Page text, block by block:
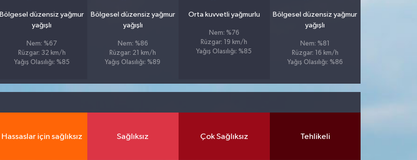
Bölgesel düzensiz yağmur
yağışlı
Nem: %67
Rüzgar: 32 km/h
Yağış Olasılığı: %85
Bölgesel düzensiz yağmur
yağışlı
Nem: %86
Rüzgar: 21 km/h
Yağış Olasılığı: %89
Orta kuvvetli yağmurlu
Nem: %76
Rüzgar: 19 km/h
Yağış Olasılığı: %85
Bölgesel düzensiz yağmur
yağışlı
Nem: %81
Rüzgar: 16 km/h
Yağış Olasılığı: %86
Hassaslar için sağlıksız Sağlıksız Çok Sağlıksız Tehlikeli